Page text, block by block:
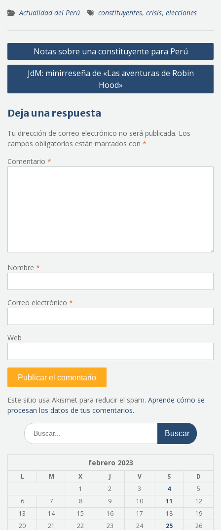
Actualidad del Perú constituyentes, crisis, elecciones
Navegación
de
entradas
Notas sobre una constituyente para Perú
JdM: minirreseña de «Las aventuras de Robin
Hood»
Deja una respuesta
Tu dirección de correo electrónico no será publicada. Los
campos obligatorios están marcados con *
Comentario *
Nombre *
Correo electrónico *
Web
Este sitio usa Akismet para reducir el spam. Aprende cómo se
procesan los datos de tus comentarios.
Buscar:
febrero 2023
L M X J V S
D
1
2 3 4
5
6
7 8 9 10 11
12
13
14 15 16 17 18
19
20
21 22 23 24 25 26